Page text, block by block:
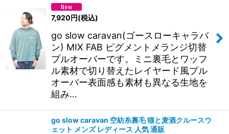
7,920円(税込)
go slow caravan(ゴースローキャラバ
ン) MIX FAB ピグメントメランジ切替
プルオーバーです。ミニ裏毛とワッフ
ル素材で切り替えたレイヤード風プル
オーバー表面感も素材も異なる生地を
組み…
go slow caravan 空紡糸裏毛 猫と麦酒クルースウ
ェット メンズ レディース 人気 通販